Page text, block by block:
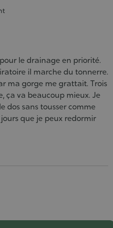
le drainage en priorité.
il marche du tonnerre.
ma gorge me grattait. Trois
ça va beaucoup mieux. Je
dos sans tousser comme
que je peux redormir